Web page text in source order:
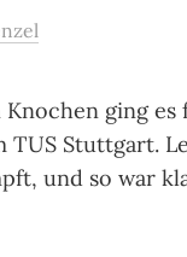
ging es
TUS Stuttgart.
und so war